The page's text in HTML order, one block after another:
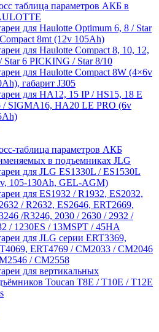
таблица параметров АКБ в
для Haulotte Optimum 6, 8 / Star
8mt (12v 105Ah)
для Haulotte Compact 8, 10, 12,
Star 6 PICKING / Star 8/10
для Haulotte Compact 8W (4×6v
габарит J305
для HA12, 15 IP / HS15, 18 E
/ SIGMA16, HA20 LE PRO (6v
таблица параметров АКБ
в подъемниках JLG
для JLG ES1330L / ES1530L
105-130Ah, GEL-AGM)
для ES1932 / R1932, ES2032,
/ R2632, ES2646, ERT2669,
/R3246, 2030 / 2630 / 2932 /
/ 1230ES / 13MSPT / 45HA
для JLG серии ERT3369,
ERT4769 / CM2033 / CM2046
/ CM2558
для вертикальных
Toucan T8E / T10E / T12E